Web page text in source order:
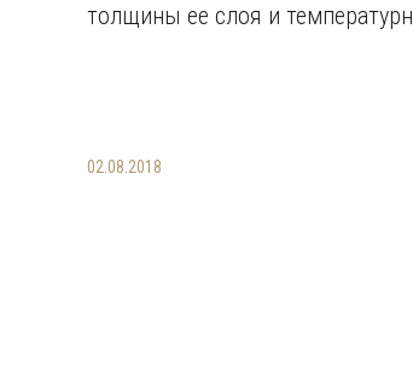
толщины ее слоя и
02.08.2018